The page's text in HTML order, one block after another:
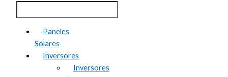
Paneles
Solares
Inversores
Inversores